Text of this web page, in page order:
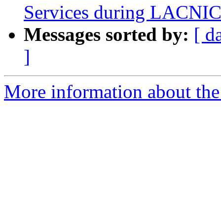
Services during
Messages sorted by: [
]
More information about